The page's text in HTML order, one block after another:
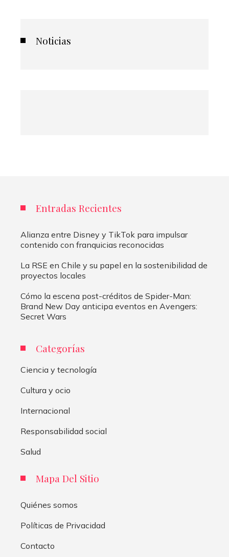
Noticias
Entradas Recientes
Alianza entre Disney y TikTok para impulsar
contenido con franquicias reconocidas
La RSE en Chile y su papel en la sostenibilidad de
proyectos locales
Cómo la escena post-créditos de Spider-Man:
Brand New Day anticipa eventos en Avengers:
Secret Wars
Categorías
Ciencia y tecnología
Cultura y ocio
Internacional
Responsabilidad social
Salud
Mapa Del Sitio
Quiénes somos
Políticas de Privacidad
Contacto